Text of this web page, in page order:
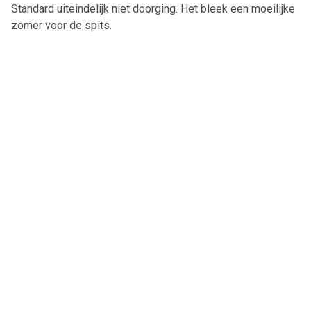
Standard uiteindelijk niet doorging. Het bleek een moeilijke
zomer voor de spits.